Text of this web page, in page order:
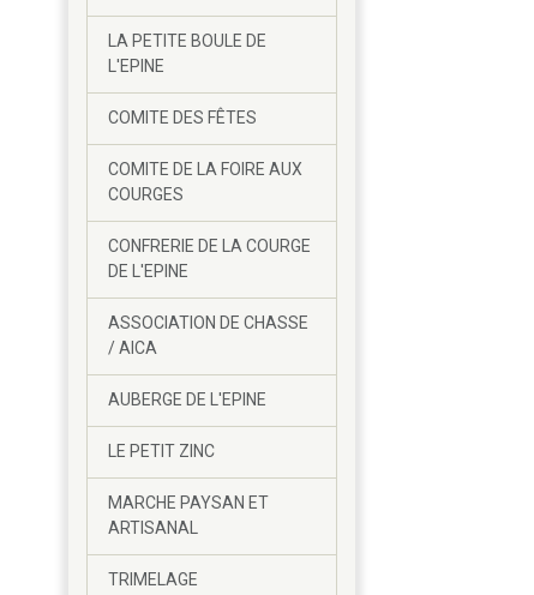
LA PETITE BOULE DE
L'EPINE
COMITE DES FÊTES
COMITE DE LA FOIRE AUX
COURGES
CONFRERIE DE LA COURGE
DE L'EPINE
ASSOCIATION DE CHASSE
/ AICA
AUBERGE DE L'EPINE
LE PETIT ZINC
MARCHE PAYSAN ET
ARTISANAL
TRIMELAGE